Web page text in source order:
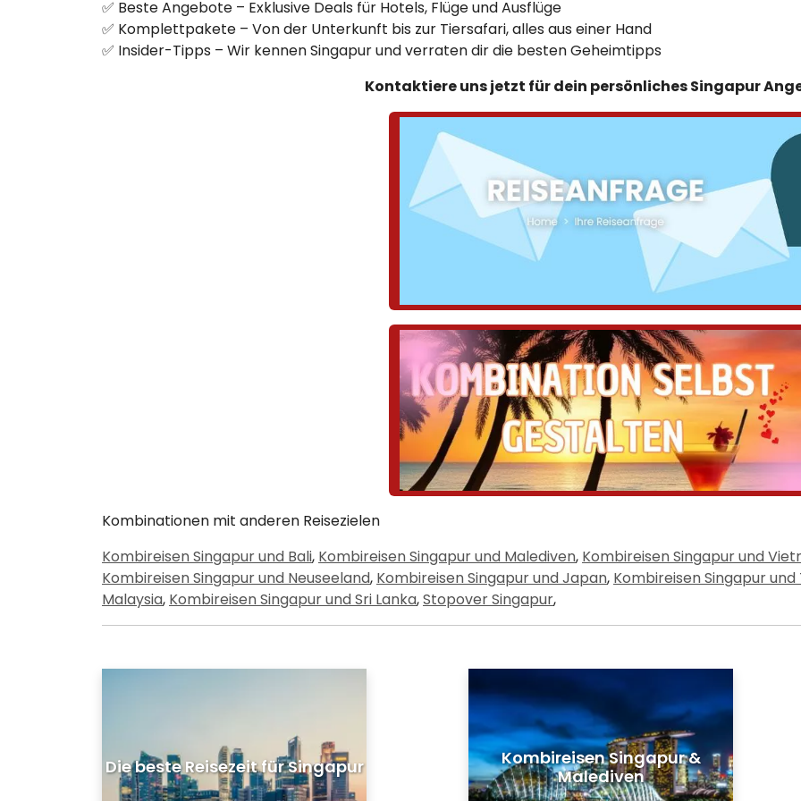
✅ Beste Angebote – Exklusive Deals für Hotels, Flüge und Ausflüge
✅ Komplettpakete – Von der Unterkunft bis zur Tiersafari, alles aus einer Hand
✅ Insider-Tipps – Wir kennen Singapur und verraten dir die besten Geheimtipps
Kontaktiere uns jetzt für dein persönliches Singapur
Kombinationen mit anderen Reisezielen
Kombireisen Singapur und Bali, Kombireisen Singapur und Malediven, Kombireisen Singapur und
Kombireisen Singapur und Neuseeland, Kombireisen Singapur und Japan, Kombireisen Singapur und
Malaysia, Kombireisen Singapur und Sri Lanka,Stopover Singapur,
Die beste Reisezeit für Singapur
Kombireisen Singapur &
Malediven